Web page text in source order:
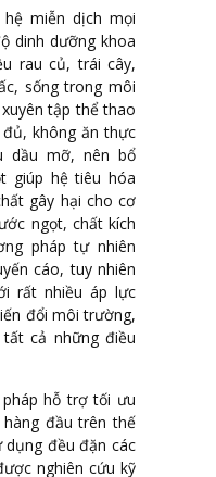
miễn dịch mọi
dinh dưỡng khoa
rau củ, trái cây,
sống trong môi
tập thể thao
không ăn thực
dầu mỡ, nên bổ
giúp hệ tiêu hóa
gây hại cho cơ
ngọt, chất kích
pháp tự nhiên
cáo, tuy nhiên
rất nhiều áp lực
đổi môi trường,
cả những điều
hỗ trợ tối ưu
đầu trên thế
dụng đều đặn các
nghiên cứu kỹ